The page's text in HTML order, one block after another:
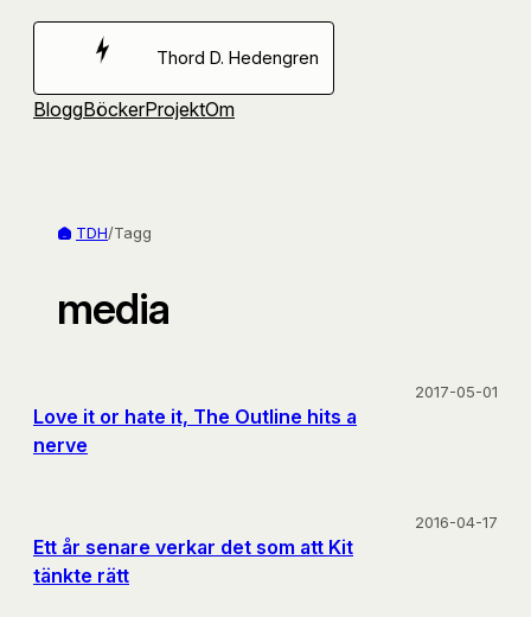
Hoppa
Thord D. Hedengren
BloggBöckerProjektOm
TDH/Tagg
media
Love it or hate it, The Outline hits a
nerve
2017-05-01
Ett år senare verkar det som att Kit
tänkte rätt
2016-04-17